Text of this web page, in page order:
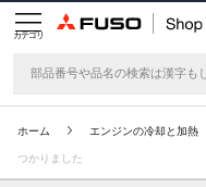
カテゴリ
ホーム エンジンの冷却と加熱
つかりました